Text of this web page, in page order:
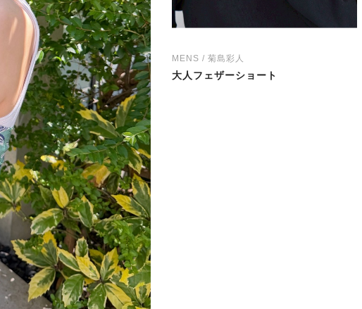
MENS / 菊島彩人
大人フェザーショート